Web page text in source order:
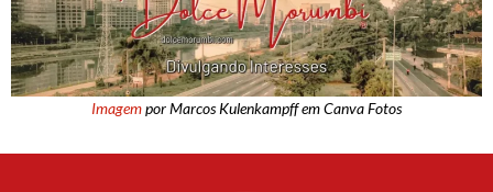
Imagempor Marcos Kulenkampff em Canva Fotos